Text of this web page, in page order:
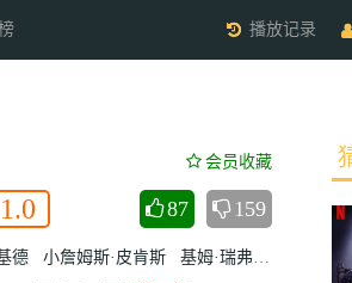
播放记录
会员收藏
1.0 87 159
德 小詹姆斯·皮肯斯 基姆·瑞弗 卡特琳娜·